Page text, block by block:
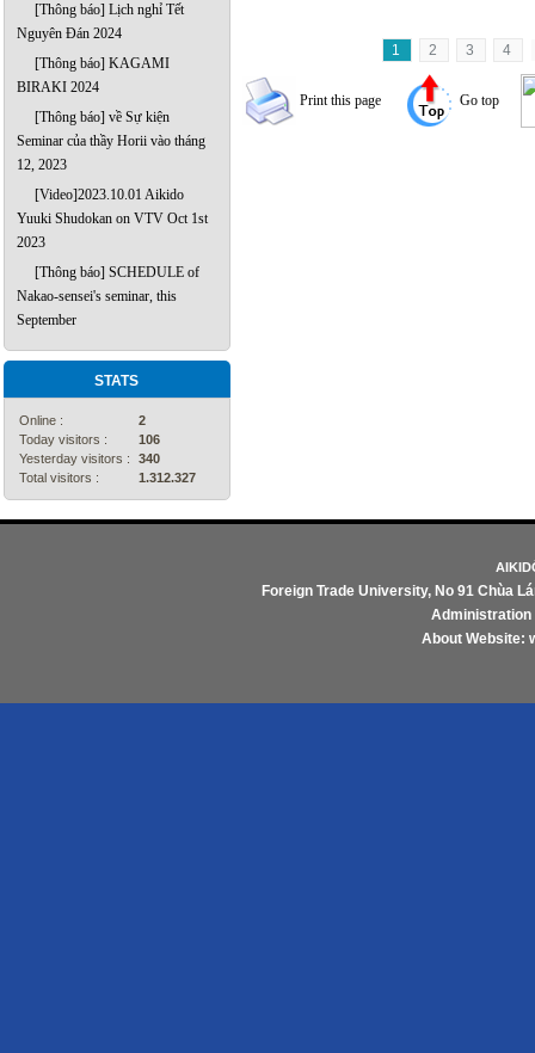
[Thông báo] Lịch nghỉ Tết
Nguyên Đán 2024
[Thông báo] KAGAMI
BIRAKI 2024
[Thông báo] về Sự kiện
Seminar của thầy Horii vào tháng
12, 2023
[Video]2023.10.01 Aikido
Yuuki Shudokan on VTV Oct 1st
2023
[Thông báo] SCHEDULE of
Nakao-sensei's seminar, this
September
STATS
Online :
2
Today visitors :
106
Yesterday visitors :
340
Total visitors :
1.312.327
1 2 3 4
Print this page Go top
Foreign Trade University, No 91 Chùa
About Website: